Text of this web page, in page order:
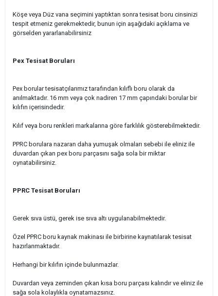
Köşe veya Düz vana seçimini yaptıktan sonra tesisat boru cinsinizi
tespit etmeniz gerekmektedir, bunun için aşağıdaki açıklama ve
görselden yararlanabilirsiniz
Pex Tesisat Boruları
Pex borular tesisatçılarımız tarafından kılıflı boru olarak da
anılmaktadır. 16 mm veya çok nadiren 17 mm çapındaki borular bir
kılıfın içerisindedir.
Kılıf veya boru renkleri markalarına göre farklılık gösterebilmektedir.
PPRC borulara nazaran daha yumuşak olmaları sebebi ile eliniz ile
duvardan çıkan pex boru parçasını sağa sola bir miktar
oynatabilirsiniz.
PPRC Tesisat Boruları
Gerek sıva üstü, gerek ise sıva altı uygulanabilmektedir.
Özel PPRC boru kaynak makinası ile birbirine kaynatılarak tesisat
hazırlanmaktadır.
Herhangi bir kılıfın içinde bulunmazlar.
Duvardan veya zeminden çıkan kısa boru parçası kalındır ve eliniz ile
sağa sola kolaylıkla oynatamazsınız.